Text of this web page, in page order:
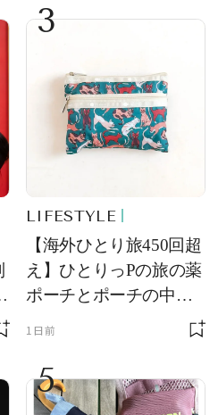
3
LIFESTYLE
【海外ひとり旅450回超
え】ひとりっPの旅の薬
ポーチとポーチの中身
を初公開！ 本当に使え
ム
1日前
5